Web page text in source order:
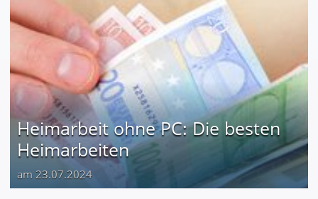
Heimarbeit ohne PC: Die besten
Heimarbeiten
am 23.07.2024